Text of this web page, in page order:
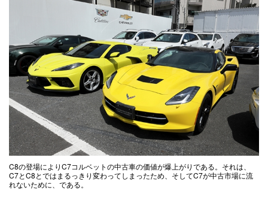
C8の登場によりC7コルベットの中古車の価値が爆上がりである。それは、
C7とC8とではまるっきり変わってしまったため、そしてC7が中古市場に流
れないために、である。